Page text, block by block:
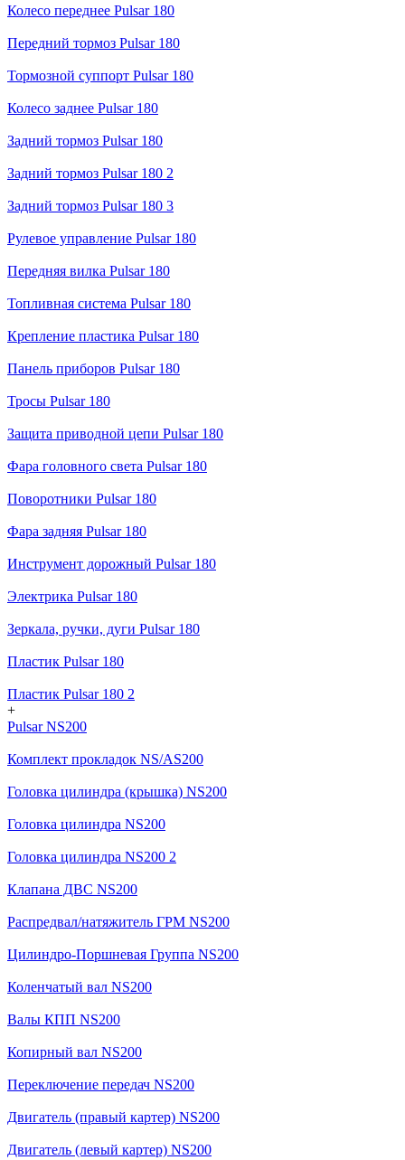
Колесо переднее Pulsar 180
Передний тормоз Pulsar 180
Тормозной суппорт Pulsar 180
Колесо заднее Pulsar 180
Задний тормоз Pulsar 180
Задний тормоз Pulsar 180 2
Задний тормоз Pulsar 180 3
Рулевое управление Pulsar 180
Передняя вилка Pulsar 180
Топливная система Pulsar 180
Крепление пластика Pulsar 180
Панель приборов Pulsar 180
Тросы Pulsar 180
Защита приводной цепи Pulsar 180
Фара головного света Pulsar 180
Поворотники Pulsar 180
Фара задняя Pulsar 180
Инструмент дорожный Pulsar 180
Электрика Pulsar 180
Зеркала, ручки, дуги Pulsar 180
Пластик Pulsar 180
Пластик Pulsar 180 2
+
Pulsar NS200
Комплект прокладок NS/AS200
Головка цилиндра (крышка) NS200
Головка цилиндра NS200
Головка цилиндра NS200 2
Клапана ДВС NS200
Распредвал/натяжитель ГРМ NS200
Цилиндро-Поршневая Группа NS200
Коленчатый вал NS200
Валы КПП NS200
Копирный вал NS200
Переключение передач NS200
Двигатель (правый картер) NS200
Двигатель (левый картер) NS200